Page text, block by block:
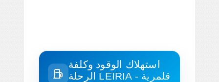
استهلاك الوقود وكلفة
LEIRIA - قلمرية